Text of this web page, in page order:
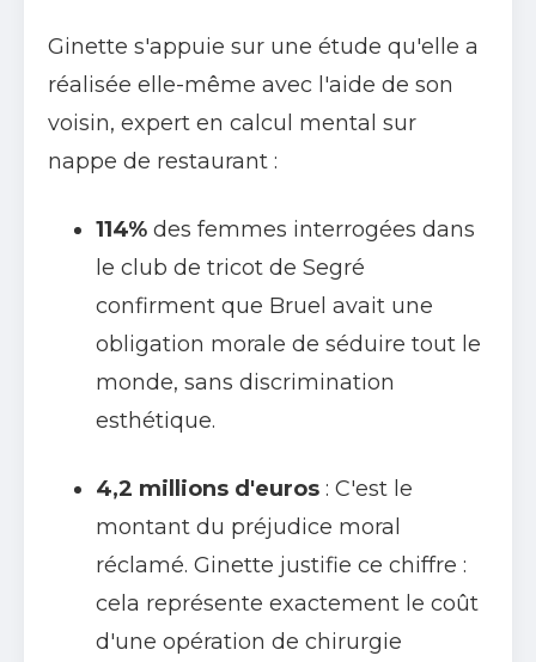
Ginette s'appuie sur une étude qu'elle a
réalisée elle-même avec l'aide de son
voisin, expert en calcul mental sur
nappe de restaurant :
114% des femmes interrogées dans
le club de tricot de Segré
confirment que Bruel avait une
obligation morale de séduire tout le
monde, sans discrimination
esthétique.
4,2 millions d'euros : C'est le
montant du préjudice moral
réclamé. Ginette justifie ce chiffre :
cela représente exactement le coût
d'une opération de chirurgie